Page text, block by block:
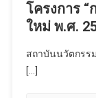
โครงการ
ใหม่ พ.ศ.
สถาบันนวัตกรร
[…]